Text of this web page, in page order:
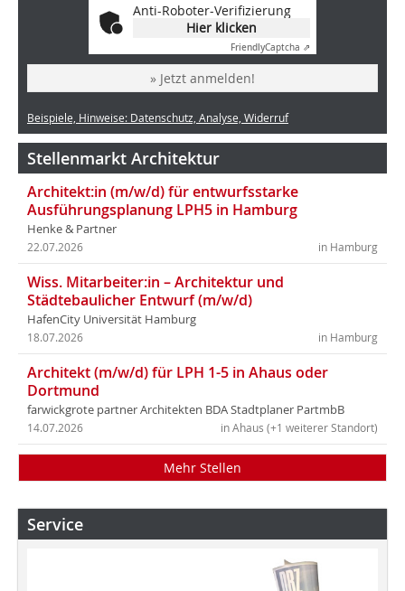
Anti-Roboter-Verifizierung
Hier klicken
FriendlyCaptcha ⇗
» Jetzt anmelden!
Beispiele, Hinweise: Datenschutz, Analyse, Widerruf
Stellenmarkt Architektur
Architekt:in (m/w/d) für entwurfsstarke
Ausführungsplanung LPH5 in Hamburg
Henke & Partner
in Hamburg
22.07.2026
Wiss. Mitarbeiter:in – Architektur und
Städtebaulicher Entwurf (m/w/d)
HafenCity Universität Hamburg
in Hamburg
18.07.2026
Architekt (m/w/d) für LPH 1-5 in Ahaus oder
Dortmund
farwickgrote partner Architekten BDA Stadtplaner PartmbB
in Ahaus (+1 weiterer Standort)
14.07.2026
Mehr Stellen
Service